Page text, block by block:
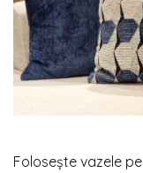
Folosește vazele